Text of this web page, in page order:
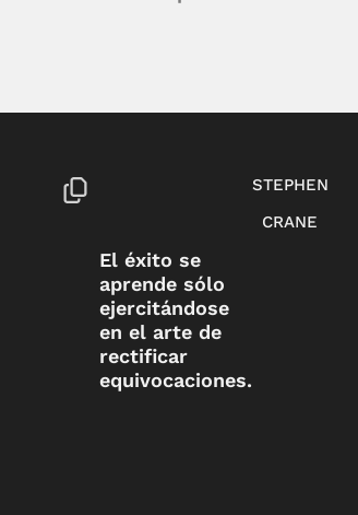
El éxito se
aprende sólo
ejercitándose
en el arte de
rectificar
equivocaciones.
STEPHEN
CRANE